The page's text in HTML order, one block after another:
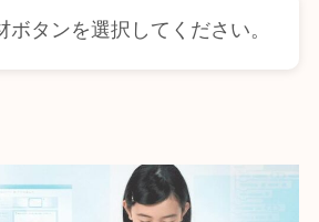
ボタンを選択してください。